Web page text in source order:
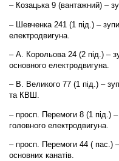
– Козацька 9 (вантажний) –
– Шевченка 241 (1 під.) –
електродвигуна.
– А. Корольова 24 (2 під.) –
основного електродвигуна.
– В. Великого 77 (1 під.) –
та КВШ.
– просп. Перемоги 8 (1 під.)
головного електродвигуна.
– просп. Перемоги 44 ( пас.)
основних канатів.